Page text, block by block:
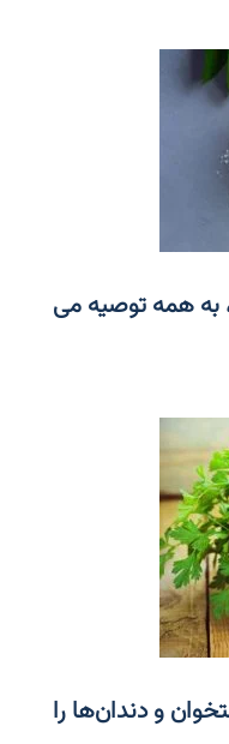
به همه توصیه می
و دندان‌ها را